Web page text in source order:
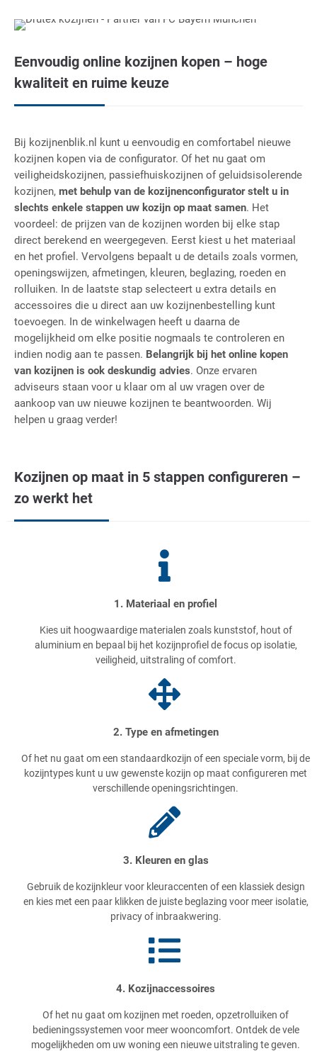
Eenvoudig online kozijnen kopen – hoge
kwaliteit en ruime keuze
Bij kozijnenblik.nl kunt u eenvoudig en comfortabel nieuwe
kozijnen kopen via de configurator. Of het nu gaat om
veiligheidskozijnen, passiefhuiskozijnen of geluidsisolerende
kozijnen, met behulp van de kozijnenconfigurator stelt u in
slechts enkele stappen uw kozijn op maat samen. Het
voordeel: de prijzen van de kozijnen worden bij elke stap
direct berekend en weergegeven. Eerst kiest u het materiaal
en het profiel. Vervolgens bepaalt u de details zoals vormen,
openingswijzen, afmetingen, kleuren, beglazing, roeden en
rolluiken. In de laatste stap selecteert u extra details en
accessoires die u direct aan uw kozijnenbestelling kunt
toevoegen. In de winkelwagen heeft u daarna de
mogelijkheid om elke positie nogmaals te controleren en
indien nodig aan te passen. Belangrijk bij het online kopen
van kozijnen is ook deskundig advies. Onze ervaren
adviseurs staan voor u klaar om al uw vragen over de
aankoop van uw nieuwe kozijnen te beantwoorden. Wij
helpen u graag verder!
Kozijnen op maat in 5 stappen configureren –
zo werkt het
1. Materiaal en profiel
Kies uit hoogwaardige materialen zoals kunststof, hout of
aluminium en bepaal bij het kozijnprofiel de focus op isolatie,
veiligheid, uitstraling of comfort.
2. Type en afmetingen
Of het nu gaat om een standaardkozijn of een speciale vorm, bij de
kozijntypes kunt u uw gewenste kozijn op maat configureren met
verschillende openingsrichtingen.
3. Kleuren en glas
Gebruik de kozijnkleur voor kleuraccenten of een klassiek design
en kies met een paar klikken de juiste beglazing voor meer isolatie,
privacy of inbraakwering.
4. Kozijnaccessoires
Of het nu gaat om kozijnen met roeden, opzetrolluiken of
bedieningssystemen voor meer wooncomfort. Ontdek de vele
mogelijkheden om uw woning een nieuwe uitstraling te geven.